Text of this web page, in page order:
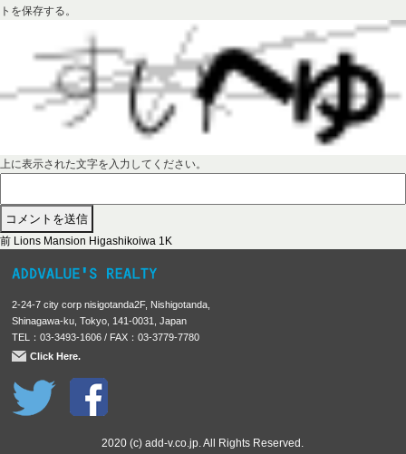
トを保存する。
上に表示された文字を入力してください。
投
稿
ビ
ゲ
ー
シ
ョ
前 前
投
:
Lions Mansion Higashikoiwa 1K
2-24-7 city corp nisigotanda2F, Nishigotanda,
Shinagawa-ku, Tokyo, 141-0031, Japan
TEL：03-3493-1606 / FAX：03-3779-7780
Click Here.
2020 (c) add-v.co.jp. All Rights Reserved.